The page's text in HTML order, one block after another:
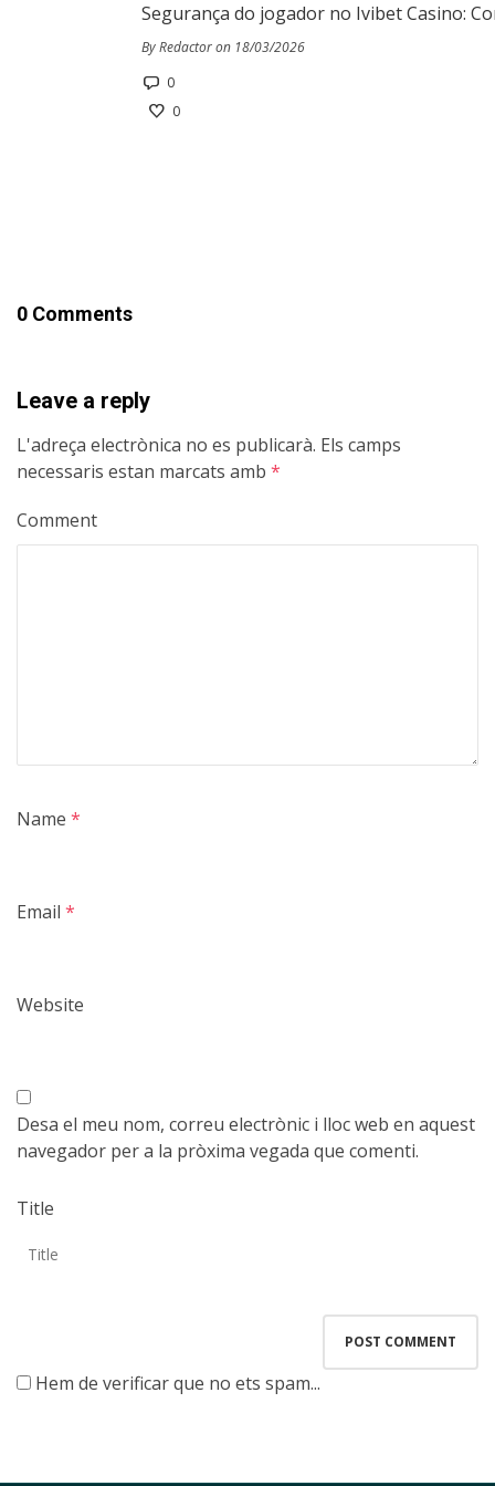
Segurança do jogador no Ivibet Casino:
By Redactor on 18/03/2026
0
0
0 Comments
Leave a reply
L'adreça electrònica no es publicarà. Els camps
necessaris estan marcats amb *
Comment
Name *
Email *
Website
Desa el meu nom, correu electrònic i lloc web en aquest
navegador per a la pròxima vegada que comenti.
Title
Hem de verificar que no ets spam...